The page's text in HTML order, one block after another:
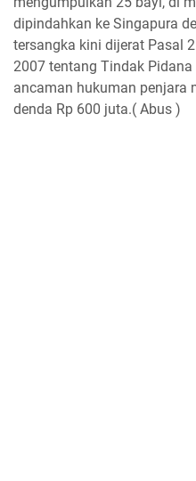
dipindahkan ke Singapura
tersangka kini dijerat Pasal
2007 tentang Tindak
ancaman hukuman penjara
denda Rp 600 juta.( Abus )